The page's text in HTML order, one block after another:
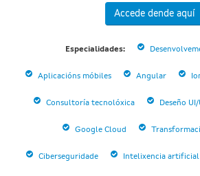
Accede dende aquí
Especialidades:
Aplicacións móbiles Angular
Consultoría tecnolóxica Deseño UI/
Google Cloud
Ciberseguridade Intelixencia artificial